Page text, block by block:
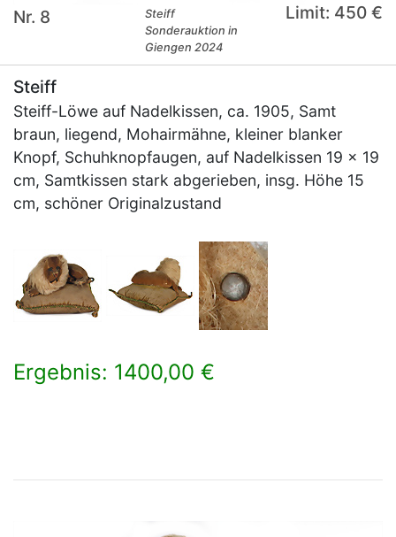
Nr. 8
Steiff
Sonderauktion in
Giengen 2024
Limit: 450 €
Steiff
Steiff-Löwe auf Nadelkissen, ca. 1905, Samt
braun, liegend, Mohairmähne, kleiner blanker
Knopf, Schuhknopfaugen, auf Nadelkissen 19 x 19
cm, Samtkissen stark abgerieben, insg. Höhe 15
cm, schöner Originalzustand
Ergebnis: 1400,00 €